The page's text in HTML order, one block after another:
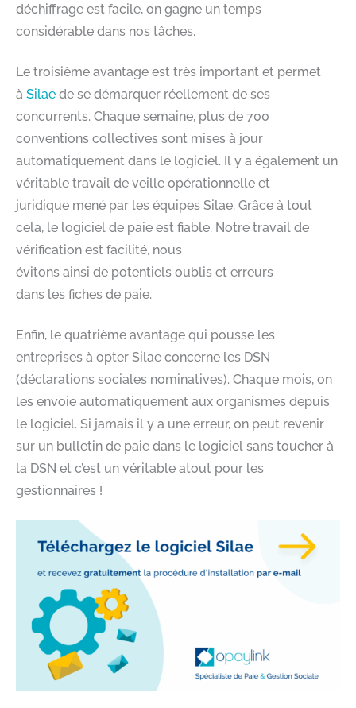
déchiffrage est facile, on gagne un temps
considérable dans nos tâches.
Le troisième avantage est très important et permet
à Silae de se démarquer réellement de ses
concurrents. Chaque semaine, plus de 700
conventions collectives sont mises à jour
automatiquement dans le logiciel. Il y a également un
véritable travail de veille opérationnelle et
juridique mené par les équipes Silae. Grâce à tout
cela, le logiciel de paie est fiable. Notre travail de
vérification est facilité, nous
évitons ainsi de potentiels oublis et erreurs
dans les fiches de paie.
Enfin, le quatrième avantage qui pousse les
entreprises à opter Silae concerne les DSN
(déclarations sociales nominatives). Chaque mois, on
les envoie automatiquement aux organismes depuis
le logiciel. Si jamais il y a une erreur, on peut revenir
sur un bulletin de paie dans le logiciel sans toucher à
la DSN et c’est un véritable atout pour les
gestionnaires !